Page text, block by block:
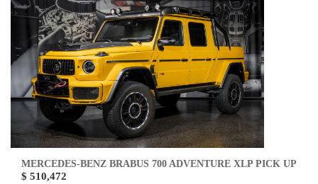
MERCEDES-BENZ BRABUS 700 ADVENTURE XLP PICK UP
$ 510,472